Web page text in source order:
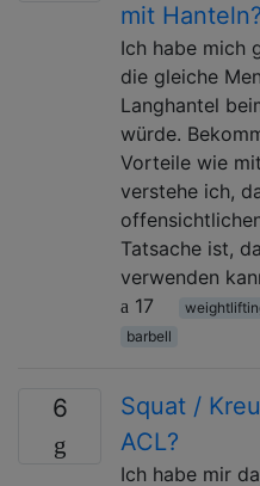
mit Hanteln?
Ich habe mich
die gleiche
Langhantel
würde.
Vorteile wie
verstehe ich,
Tatsache ist,
verwenden
17
barbell
6
Squat /
ACL?
Ich habe mir